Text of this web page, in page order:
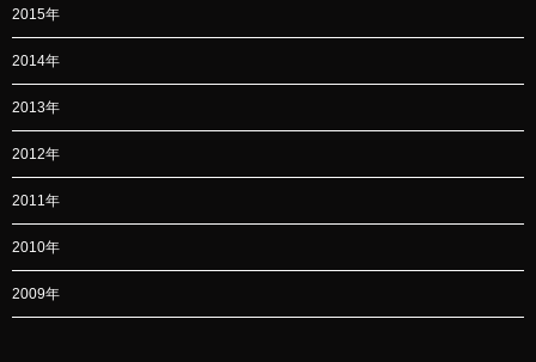
2015年
2014年
2013年
2012年
2011年
2010年
2009年